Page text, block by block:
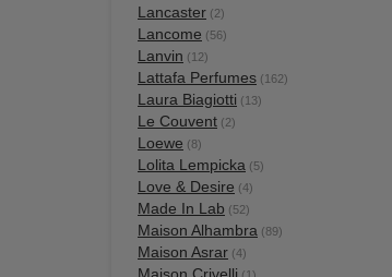
Lancaster (2)
Lancome (56)
Lanvin (12)
Lattafa Perfumes (162)
Laura Biagiotti (13)
Le Couvent (2)
Loewe (8)
Lolita Lempicka (5)
Love & Desire (4)
Made In Lab (52)
Maison Alhambra (89)
Maison Asrar (4)